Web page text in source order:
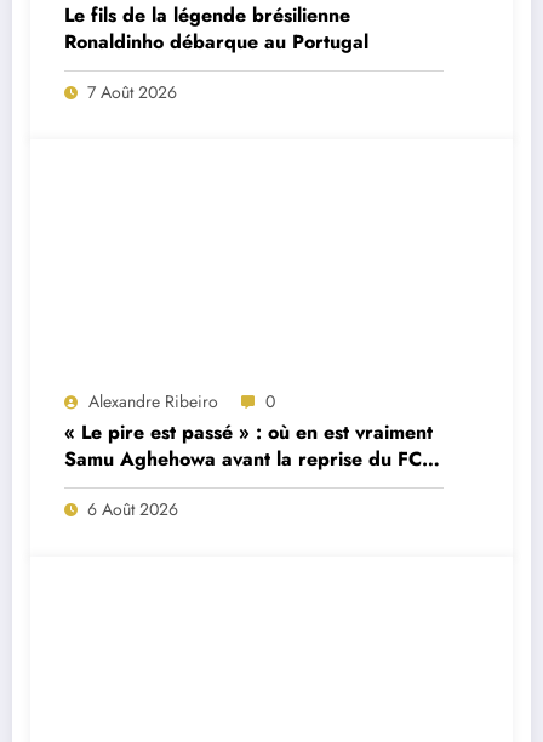
Le fils de la légende brésilienne
Ronaldinho débarque au Portugal
7 Août 2026
Alexandre Ribeiro 0
« Le pire est passé » : où en est vraiment
Samu Aghehowa avant la reprise du FC
Porto ?
6 Août 2026